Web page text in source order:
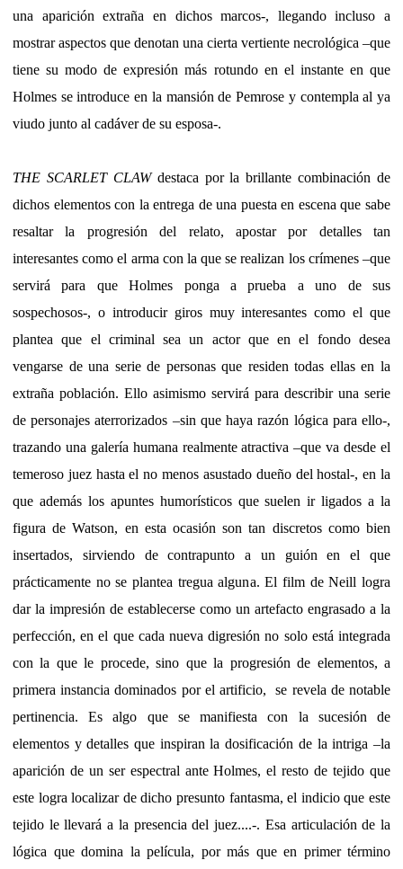
una aparición extraña en dichos marcos-, llegando incluso a
mostrar aspectos que denotan una cierta vertiente necrológica –que
tiene su modo de expresión más rotundo en el instante en que
Holmes se introduce en la mansión de Pemrose y contempla al ya
viudo junto al cadáver de su esposa-.
THE SCARLET CLAWdestaca por la brillante combinación de
dichos elementos con la entrega de una puesta en escena que sabe
resaltar la progresión del relato, apostar por detalles tan
interesantes como el arma con la que se realizan los crímenes –que
servirá para que Holmes ponga a prueba a uno de sus
sospechosos-, o introducir giros muy interesantes como el que
plantea que el criminal sea un actor que en el fondo desea
vengarse de una serie de personas que residen todas ellas en la
extraña población. Ello asimismo servirá para describir una serie
de personajes aterrorizados –sin que haya razón lógica para ello-,
trazando una galería humana realmente atractiva –que va desde el
temeroso juez hasta el no menos asustado dueño del hostal-, en la
que además los apuntes humorísticos que suelen ir ligados a la
figura de Watson, en esta ocasión son tan discretos como bien
insertados, sirviendo de contrapunto a un guión en el que
prácticamente no se plantea tregua alguna. El film de Neill logra
dar la impresión de establecerse como un artefacto engrasado a la
perfección, en el que cada nueva digresión no solo está integrada
con la que le procede, sino que la progresión de elementos, a
primera instancia dominados por el artificio,
se revela de notable
pertinencia. Es algo que se manifiesta con la sucesión de
elementos y detalles que inspiran la dosificación de la intriga –la
aparición de un ser espectral ante Holmes, el resto de tejido que
este logra localizar de dicho presunto fantasma, el indicio que este
tejido le llevará a la presencia del juez....-. Esa articulación de la
lógica que domina la película, por más que en primer término